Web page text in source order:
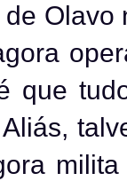
que